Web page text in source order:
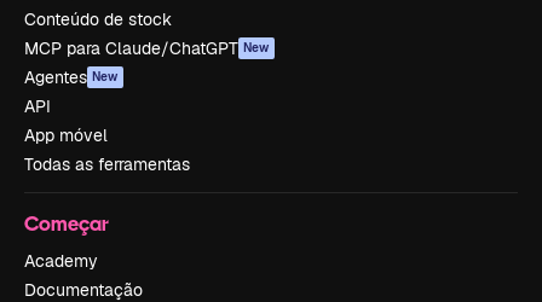
Conteúdo de stock
MCP para Claude/ChatGPT New
Agentes New
API
App móvel
Todas as ferramentas
Começar
Academy
Documentação